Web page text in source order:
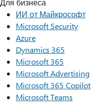
Для бизнеса
ИИ от Майкрософт
Microsoft Security
Azure
Dynamics 365
Microsoft 365
Microsoft Advertising
Microsoft 365 Copilot
Microsoft Teams